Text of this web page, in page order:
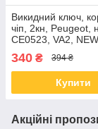
Викидний ключ,
чіп, 2кн, Peugeot,
CE0523, VA2, NEW
340 ₴ 394 ₴
Купити
Акційні